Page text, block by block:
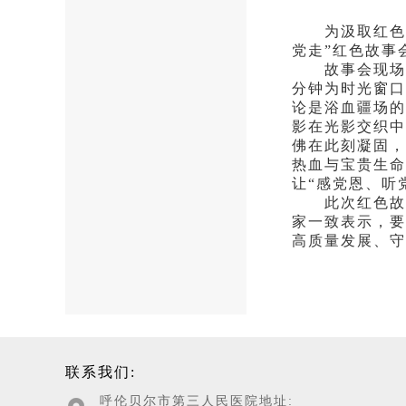
为汲取红色力
党走”红色故事
故事会现场，
分钟为时光窗
论是浴血疆场
影在光影交织
佛在此刻凝固
热血与宝贵生
让“感党恩、听
此次红色故事
家一致表示，
高质量发展、
联系我们:
呼伦贝尔市第三人民医院地址: